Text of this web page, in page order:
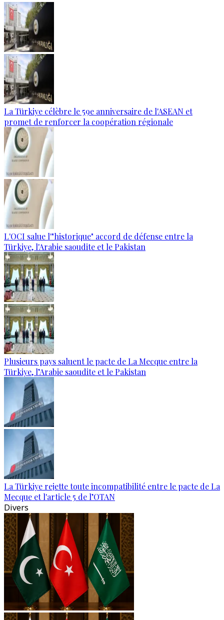
La Türkiye célèbre le 59e anniversaire de l'ASEAN et
promet de renforcer la coopération régionale
L'OCI salue l'"historique" accord de défense entre la
Türkiye, l'Arabie saoudite et le Pakistan
Plusieurs pays saluent le pacte de La Mecque entre la
Türkiye, l’Arabie saoudite et le Pakistan
La Türkiye rejette toute incompatibilité entre le pacte de La
Mecque et l'article 5 de l’OTAN
Divers